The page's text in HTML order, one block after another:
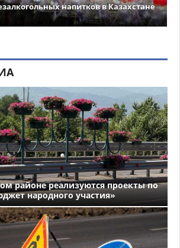
напитков в Казахстане
районе реализуются проекты по
народного участия»